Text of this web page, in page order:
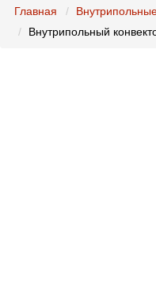
Главная
Внутрипольный